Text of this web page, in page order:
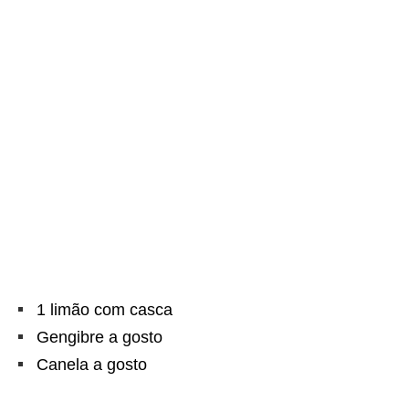
1 limão com casca
Gengibre a gosto
Canela a gosto